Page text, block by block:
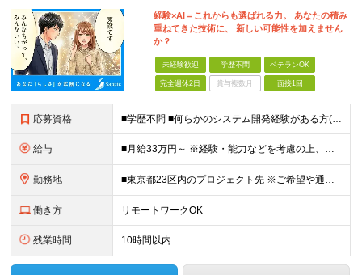
経験×AI＝これからも選ばれる力。 あなたの積み
重ねてきた技術に、 新しい可能性を加えません
か？
未経験歓迎 学歴不問 ベテランOK
完全週休2日 賞与複数月 面接1回
応募資格 ■学歴不問 ■何らかのシステム開発経験がある方(2年以上・ジャンル不問) ☆エンジニア未経験の方も積極採用中です！スキルや経験に自信が無い方も、お気軽にご応募ください！
給与 ■月給33万円～ ※経験・能力などを考慮の上、当社規定により優遇します。 ※上記にはみなし残業代(25時間分5万2563円)を含みます。25時間を超える残業には別途全額残業代を支給します。 ◎通勤
勤務地 ■東京都23区内のプロジェクト先 ※ご希望や通勤時間を考慮して、配属先を決定します。 【本社】 東京都新宿区西新宿4-10-19 3階 ＼オフィス移転！デスクも心機一転アップデート！／ 全席に
働き方 リモートワークOK
残業時間 10時間以内